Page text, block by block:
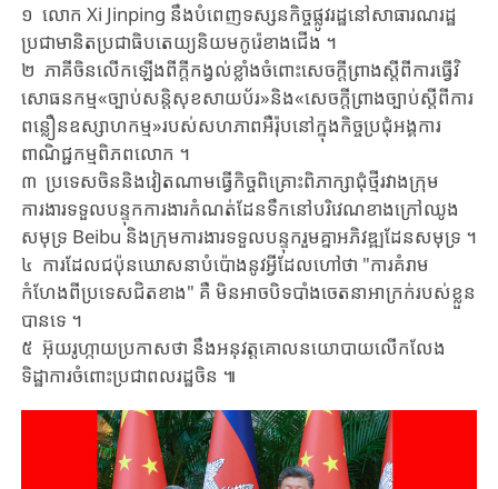
១ លោក ​Xi ​Jinping ​នឹង​បំពេញទស្សនកិច្ចផ្លូវរដ្ឋ​នៅ​សាធារណរដ្ឋ
ប្រជាមានិតប្រជាធិបតេ​យ្យ​និយម​កូរ៉េខាងជើង ​។
២ ភាគីចិនលើកឡើង​ពី​ក្តីកង្វល់ខ្លាំង​ចំពោះ​សេចក្តីព្រាង​ស្តីពី​ការធ្វើវិ
សោធនកម្ម«ច្បាប់​សន្តិ​សុខ​សាយប័រ​»និង​«សេចកី្តព្រាងច្បាប់​ស្តីពី​ការ
ពន្លឿន​ឧស្សាហ​កម្ម»របស់​សហភាព​អឺរ៉ុប​នៅក្នុង​កិច្ច​ប្រជុំ​អង្គការ​
ពាណិជ្ជកម្មពិភពលោក ​។
៣ ប្រទេសចិននិងវៀតណាមធ្វើកិច្ចពិគ្រោះពិភាក្សាជុំថ្មីរវាងក្រុម
ការងារទទួលបន្ទុកការ​ងារ​កំណត់​ដែនទឹក​នៅបរិវេណខាងក្រៅឈូង
សមុទ្រ ​Beibu ​និង​ក្រុមការងារទទួលបន្ទុករួម​គ្នា​អភិវឌ្ឍដែនសមុទ្រ ​។
៤ ការដែល​ជប៉ុន​ឃោសនាបំប៉ោងនូវអ្វីដែលហៅថា ​"ការគំរាម
កំហែងពីប្រទេសជិតខាង" ​គឺ ​មិនអាចបិទបាំងចេតនាអាក្រក់របស់ខ្លួន
បានទេ ​។
៥ អ៊ុយរូហ្កាយប្រកាសថា ​នឹងអនុវត្តគោលនយោបាយលើកលែង
ទិដ្ឋាការ​ចំពោះ​ប្រជាពល​រដ្ឋ​ចិន ​៕​